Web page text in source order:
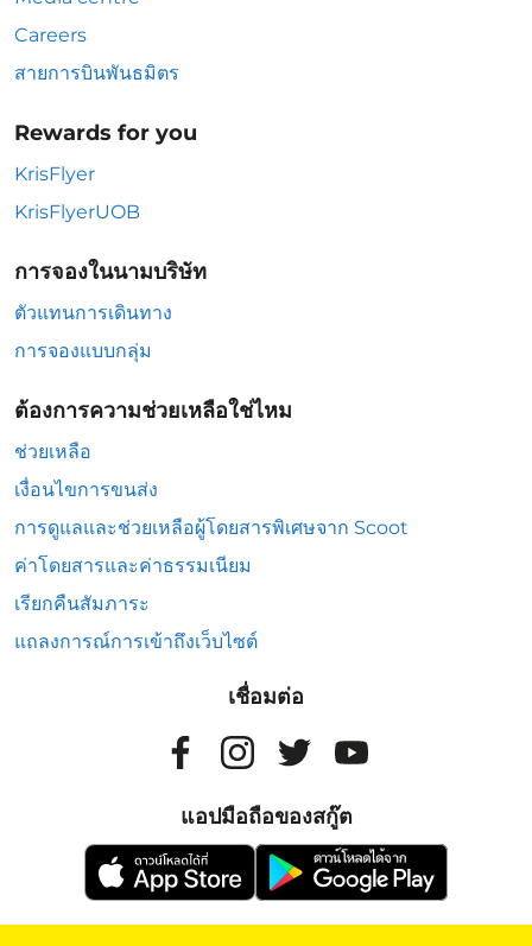
Careers
สายการบินพันธมิตร
Rewards for you
KrisFlyer
KrisFlyerUOB
การจองในนามบริษัท
ตัวแทนการเดินทาง
การจองแบบกลุ่ม
ต้องการความช่วยเหลือใช่ไหม
ช่วยเหลือ
เงื่อนไขการขนส่ง
การดูแลและช่วยเหลือผู้โดยสารพิเศษจาก Scoot
ค่าโดยสารและค่าธรรมเนียม
เรียกคืนสัมภาระ
แถลงการณ์การเข้าถึงเว็บไซต์
เชื่อมต่อ
แอปมือถือของสกู๊ต